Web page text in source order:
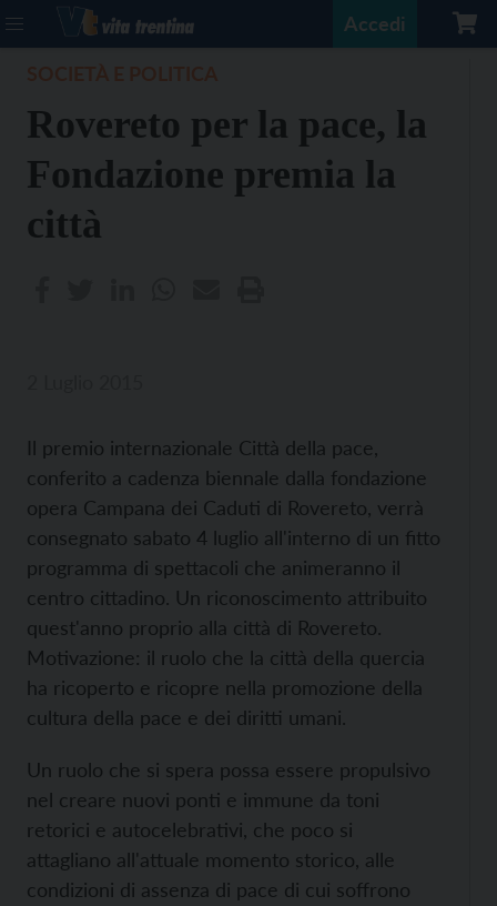
Accedi
Rovereto per la pace, la
Fondazione premia la
città
Il premio internazionale Città della pace,
conferito a cadenza biennale dalla fondazione
opera Campana dei Caduti di Rovereto, verrà
consegnato sabato 4 luglio all'interno di un fitto
programma di spettacoli che animeranno il
centro cittadino. Un riconoscimento attribuito
quest'anno proprio alla città di Rovereto.
Motivazione: il ruolo che la città della quercia
ha ricoperto e ricopre nella promozione della
cultura della pace e dei diritti umani.
Un ruolo che si spera possa essere propulsivo
nel creare nuovi ponti e immune da toni
retorici e autocelebrativi, che poco si
attagliano all'attuale momento storico, alle
condizioni di assenza di pace di cui soffrono